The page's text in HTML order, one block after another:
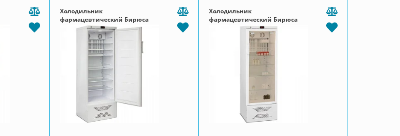
Холодильник
фармацевтический Бирюса
350К-G
Холодильник
фармацевтический Бирюса